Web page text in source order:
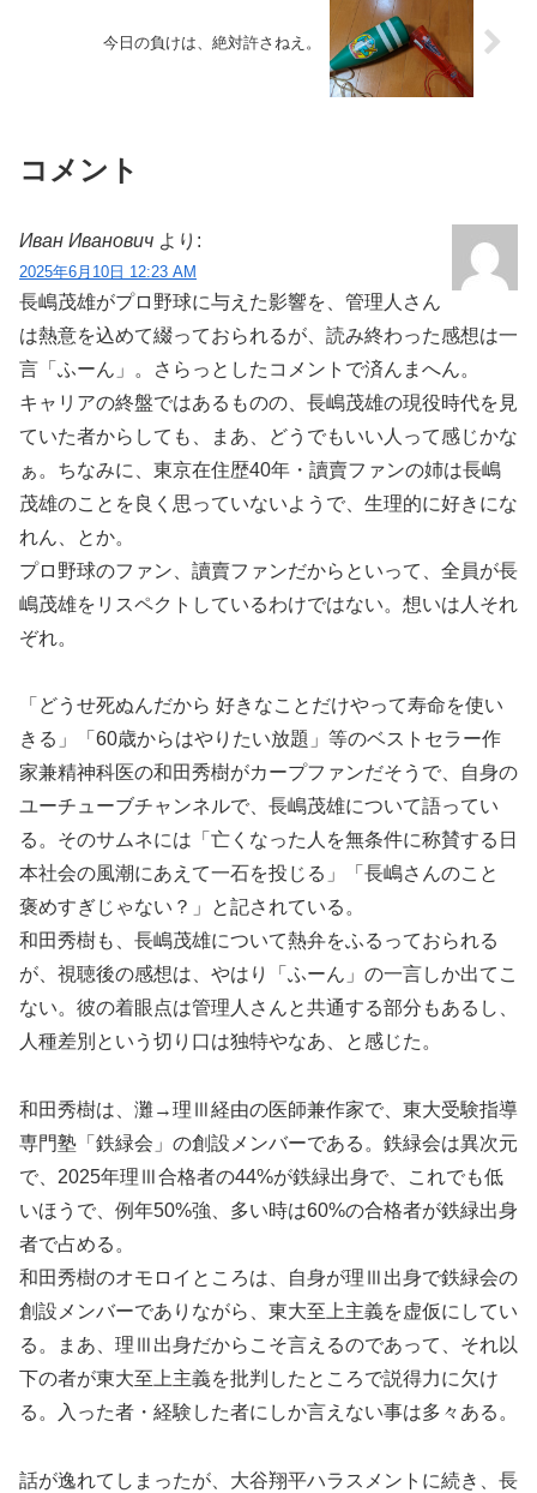
今日の負けは、絶対許さねえ。
コメント
Иван Иванович より:
2025年6月10日 12:23 AM
長嶋茂雄がプロ野球に与えた影響を、管理人さん
は熱意を込めて綴っておられるが、読み終わった感想は一
言「ふーん」。さらっとしたコメントで済んまへん。
キャリアの終盤ではあるものの、長嶋茂雄の現役時代を見
ていた者からしても、まあ、どうでもいい人って感じかな
ぁ。ちなみに、東京在住歴40年・讀賣ファンの姉は長嶋
茂雄のことを良く思っていないようで、生理的に好きにな
れん、とか。
プロ野球のファン、讀賣ファンだからといって、全員が長
嶋茂雄をリスペクトしているわけではない。想いは人それ
ぞれ。
「どうせ死ぬんだから 好きなことだけやって寿命を使い
きる」「60歳からはやりたい放題」等のベストセラー作
家兼精神科医の和田秀樹がカープファンだそうで、自身の
ユーチューブチャンネルで、長嶋茂雄について語ってい
る。そのサムネには「亡くなった人を無条件に称賛する日
本社会の風潮にあえて一石を投じる」「長嶋さんのこと
褒めすぎじゃない？」と記されている。
和田秀樹も、長嶋茂雄について熱弁をふるっておられる
が、視聴後の感想は、やはり「ふーん」の一言しか出てこ
ない。彼の着眼点は管理人さんと共通する部分もあるし、
人種差別という切り口は独特やなあ、と感じた。
和田秀樹は、灘→理Ⅲ経由の医師兼作家で、東大受験指導
専門塾「鉄緑会」の創設メンバーである。鉄緑会は異次元
で、2025年理Ⅲ合格者の44%が鉄緑出身で、これでも低
いほうで、例年50%強、多い時は60%の合格者が鉄緑出身
者で占める。
和田秀樹のオモロイところは、自身が理Ⅲ出身で鉄緑会の
創設メンバーでありながら、東大至上主義を虚仮にしてい
る。まあ、理Ⅲ出身だからこそ言えるのであって、それ以
下の者が東大至上主義を批判したところで説得力に欠け
る。入った者・経験した者にしか言えない事は多々ある。
話が逸れてしまったが、大谷翔平ハラスメントに続き、長